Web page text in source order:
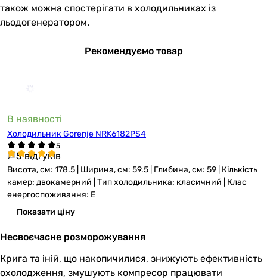
також можна спостерігати в холодильниках із
льодогенератором.
Рекомендуємо товар
В наявності
Холодильник Gorenje NRK6182PS4
5 відгуків
Висота, см: 178.5 | Ширина, см: 59.5 | Глибина, см: 59 | Кількість
камер: двокамерний | Тип холодильника: класичний | Клас
енергоспоживання: E
Показати ціну
Несвоєчасне розморожування
Крига та іній, що накопичилися, знижують ефективність
охолодження, змушують компресор працювати